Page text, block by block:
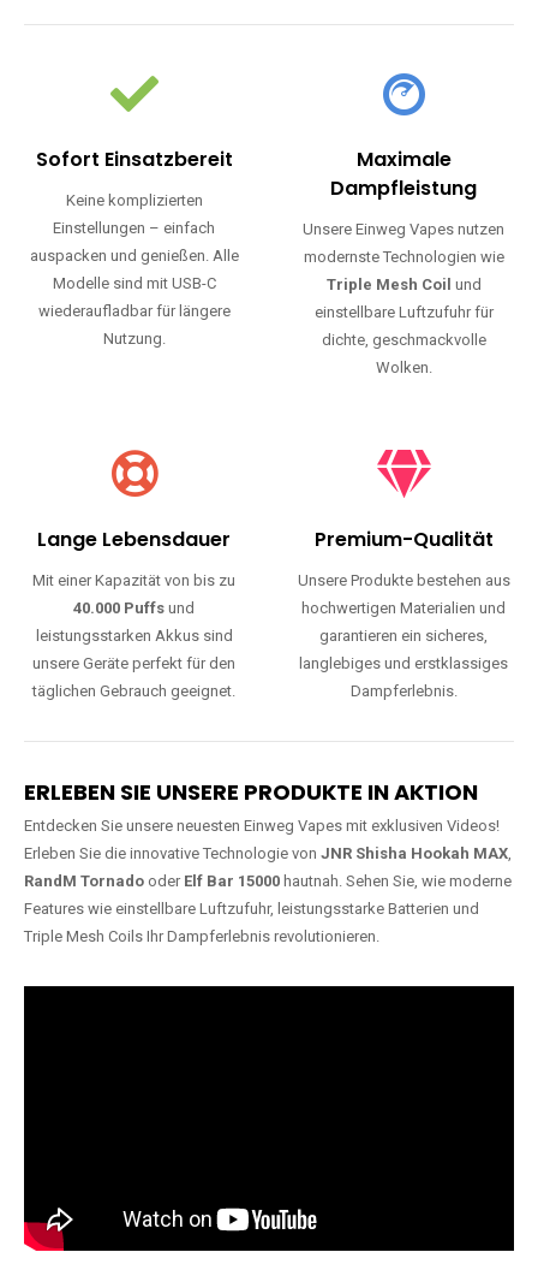
Sofort Einsatzbereit
Keine komplizierten
Einstellungen – einfach
auspacken und genießen. Alle
Modelle sind mit USB-C
wiederaufladbar für längere
Nutzung.
Maximale
Dampfleistung
Unsere Einweg Vapes nutzen
modernste Technologien wie
Triple Mesh Coil und
einstellbare Luftzufuhr für
dichte, geschmackvolle
Wolken.
Lange Lebensdauer
Mit einer Kapazität von bis zu
40.000 Puffs und
leistungsstarken Akkus sind
unsere Geräte perfekt für den
täglichen Gebrauch geeignet.
Premium-Qualität
Unsere Produkte bestehen aus
hochwertigen Materialien und
garantieren ein sicheres,
langlebiges und erstklassiges
Dampferlebnis.
ERLEBEN SIE UNSERE PRODUKTE IN AKTION
Entdecken Sie unsere neuesten Einweg Vapes mit exklusiven Videos!
Erleben Sie die innovative Technologie von JNR Shisha Hookah MAX,
RandM Tornado oder Elf Bar 15000 hautnah. Sehen Sie, wie moderne
Features wie einstellbare Luftzufuhr, leistungsstarke Batterien und
Triple Mesh Coils Ihr Dampferlebnis revolutionieren.